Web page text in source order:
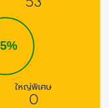
53
ใหญ่พิเศษ
0